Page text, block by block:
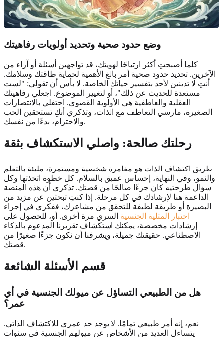
وضع حدود صحية وتحديد أولويات رفاهيتك
كلما أصبحتِ أكثر ارتياحًا لهويتك، قد تواجهين أسئلة أو آراء من
الآخرين. تحديد حدود صحية أمر بالغ الأهمية لحماية طاقتك وسلامك.
أنتِ لا تدينين لأحد بتفسير حياتك الخاصة. لا بأس أن تقولي: "لست
مستعدة للحديث عن ذلك"، أو لتغيير الموضوع. اجعلي رفاهيتك
العقلية والعاطفية هي الأولوية القصوى. احتفلي بالانتصارات
الصغيرة، مارسي التعاطف مع الذات، وتذكري أنكِ تستحقين الحب
والاحترام، بدءًا من نفسك.
رحلتك صالحة: واصلي الاستكشاف بثقة
طريق اكتشاف الذات هو مغامرة شخصية ومستمرة، مليئة بالتعلم
والنمو، وفي النهاية، إحساس عميق بالسلام. كل خطوة اتخذتها وكل
سؤال طرحتيه كان جزءًا صالحًا من قصتك. تذكري أن هذه المنصة
الداعمة هنا لإرشادك في كل مرحلة. إذا كنتِ تبحثين عن مزيد من
البصيرة أو طريقة لطيفة للتحقق من مشاعرك، ففكري في إجراء
اختبار المثلية الجنسية السري مرة أخرى. أو، للحصول على
إرشادات مخصصة، يمكنك استكشاف تقريرنا المدعوم بالذكاء
الاصطناعي. حقيقتك جميلة، ويشرفنا أن نكون جزءًا صغيرًا من
قصتك.
قسم الأسئلة الشائعة
هل من الطبيعي التساؤل عن ميولك الجنسية في أي
عمر؟
نعم، إنه أمر طبيعي تمامًا. لا يوجد حد عمري للاكتشاف الذاتي.
يتساءل العديد من الأشخاص عن ميولهم الجنسية في سنوات